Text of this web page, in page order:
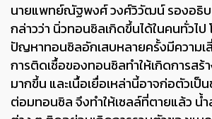
นายแพทย์ณัฐพงศ์ วงศ์วิวัฒน์ รองอธิ
กล่าวว่า นิ่วทอนซิลเกิดขึ้นได้ในคนทั่วไป
ปัญหาทอนซิลอักเสบหลายครั้งมีความ
การติดเชื้อของทอนซิลทำให้เกิดการสร้
มากขึ้น และเนื้อเยื่อเหล่านี้อาจก่อตัวเป็
ต่อมทอนซิลจึงทำให้เซลล์ที่ตายแล้ว น้ำ